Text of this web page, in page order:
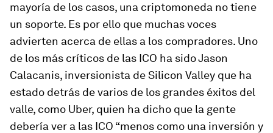
mayoría de los casos, una criptomoneda no tiene
un soporte. Es por ello que muchas voces
advierten acerca de ellas a los compradores. Uno
de los más críticos de las ICO ha sido Jason
Calacanis, inversionista de Silicon Valley que ha
estado detrás de varios de los grandes éxitos del
valle, como Uber, quien ha dicho que la gente
debería ver a las ICO “menos como una inversión y